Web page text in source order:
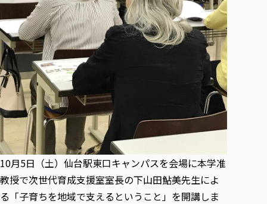
総合福祉学研究科 社会福祉学専攻 博士課程
総合福祉学研究科 福祉心理学専攻 修士課程
教育学研究科 教育学専攻 修士課程
通信制大学院 総合福祉学研究科 社会福祉学専攻 修士課程
通信制大学院 総合福祉学研究科 福祉心理学専攻 修士課程
カリキュラム（学部・大学院）
その他の就学機会
学びの特徴
学びの特徴
ICT教育
初年次教育（リエゾンゼミⅠ）
実学臨床教育（総合福祉学部のみ履修可能）
教育実践活動（教育学科学生のみ受講可能）
禅のこころ
教員紹介・業績
学びのサポート
学びのサポート
学費（学部学科）
授業料減免・奨学金等
卒業後のキャリア支援体制
在学生による訪問、情報提供へのご協力のお願い
卒業生アンケート
東北福祉大学のDNA
在学生インタビュー
学生支援センター国際交流の活動
スタッフ紹介
ニュース一覧
教職研究
東北福祉大学教育・教職センター特別支援教育研究年報一覧
芹沢銈介美術工芸館年報
東北福祉大学機関リポジトリ
東北福祉大学オープンアクセス方針
「高齢者のフレイル予防及びデジタルデバイド解消に向けた産
高齢者施設特化型モジュラー車いす開発
学生参加 × 産学官連携 ～ 「行学一如」の実践
社会貢献・地域連携活動
社会貢献・地域連携活動
社会貢献への取り組み
社会貢献・地域連携活動報告書
各種社会貢献活動の窓口
伝承講座「311『伝える／備える』次世代塾」
JICA草の根技術協力事業
被災地の子ども支援活動
生涯学習・社会人講座
自治体・団体等との主な協定
自治体・団体等との主な協定
研究所について
研究者のご紹介
特別支援教育研究室
TFU教育フォーラム
施設利用
同窓会
学内ポータルシステム
Universal Passport
10月5日（土）仙台駅東口キャンパスを会場に本学准
教授で次世代育成支援室室長の下山田鮎美先生によ
る「子育ちを地域で支えるということ」を開講しま